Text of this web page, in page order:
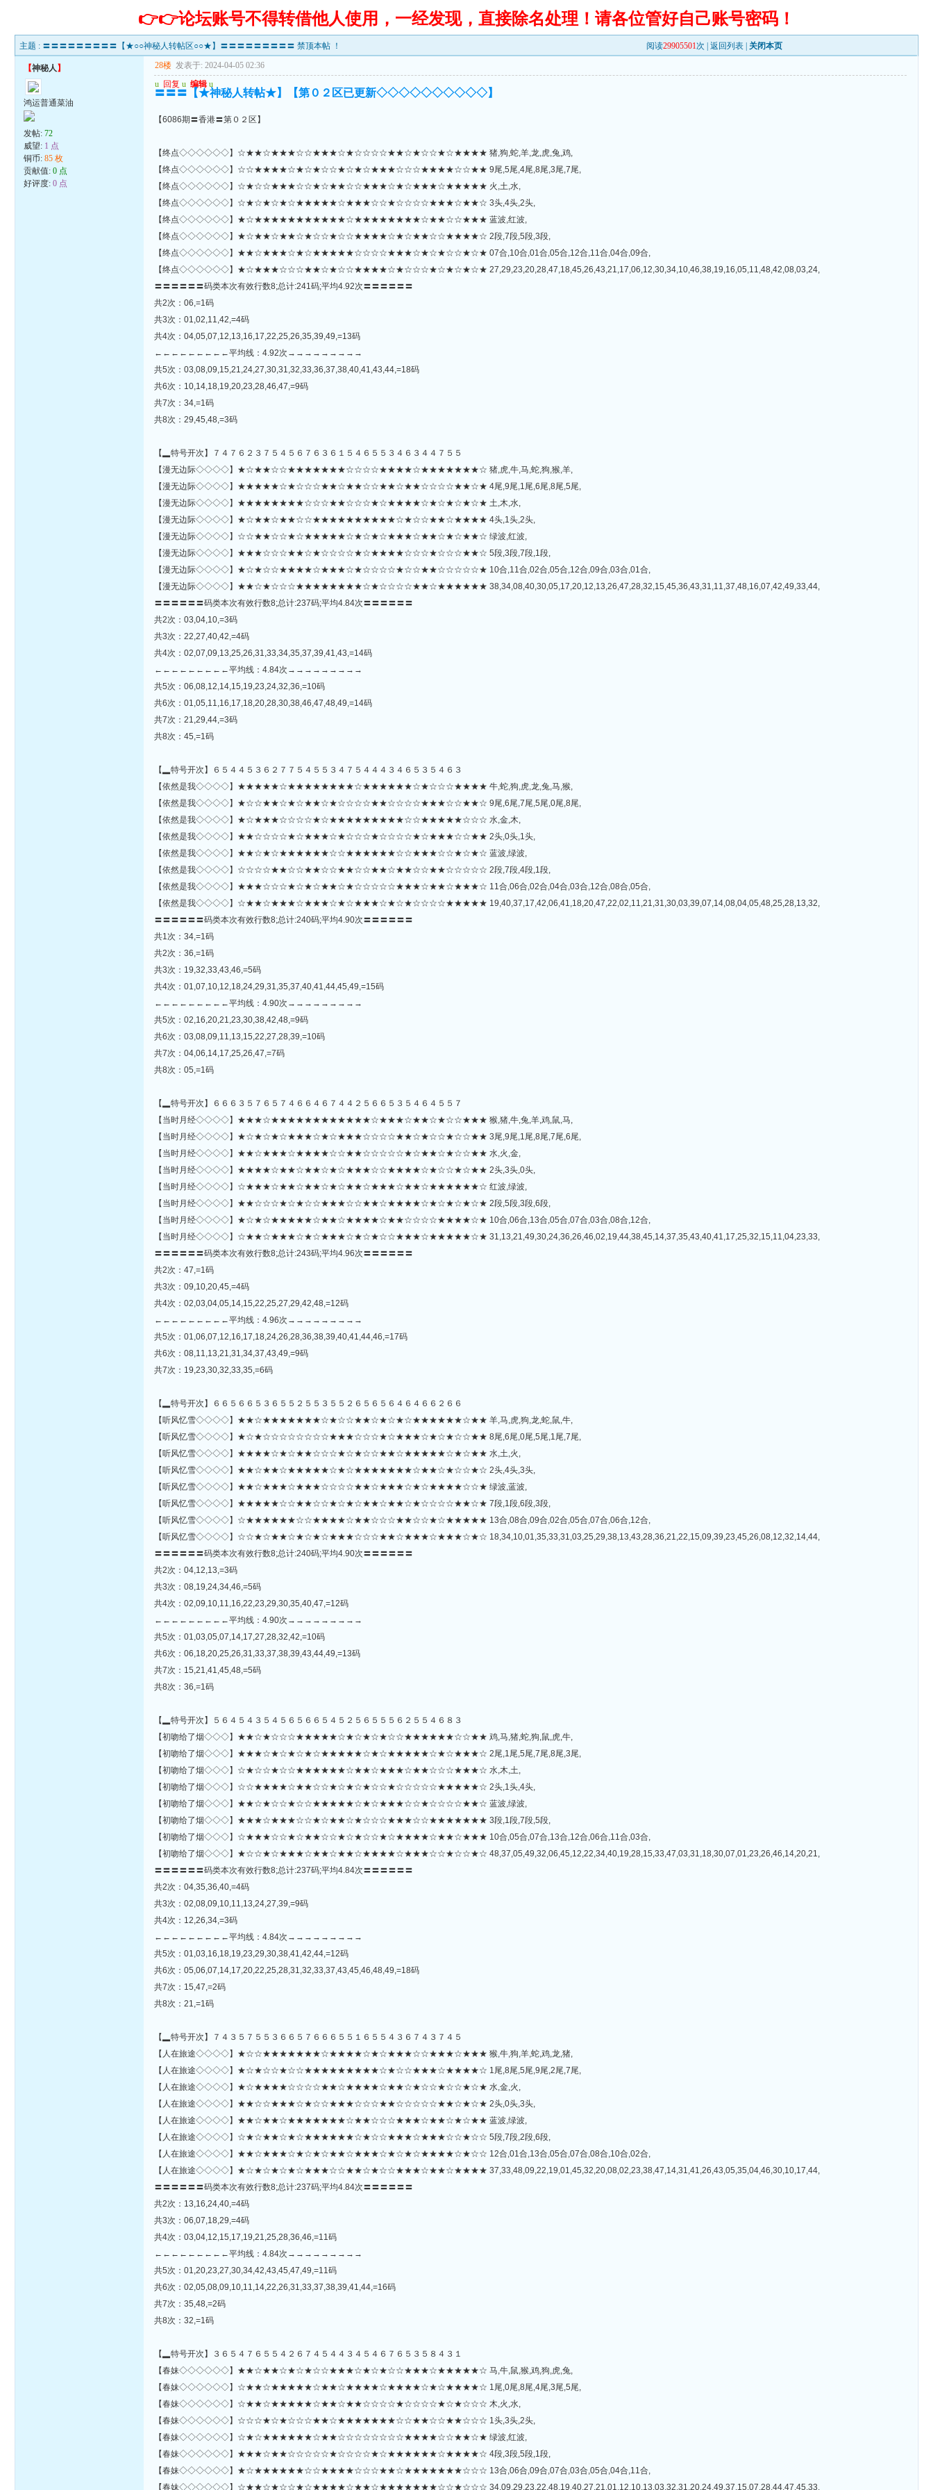
👉👉论坛账号不得转借他人使用，一经发现，直接除名处理！请各位管好自己账号密码！
主题 : 〓〓〓〓〓〓〓〓〓【★○○神秘人转帖区○○★】〓〓〓〓〓〓〓〓〓 禁顶本帖 ！ 阅读29905501次 |返回列表 关闭本页
【神秘人 】
鸿运普通菜油
发帖:72
威望: 1 点
铜币:85 枚
贡献值:0 点
好评度:0 点
28楼 发表于: 2024-04-05 02:36
u 回复 u 编辑 u
〓〓〓【★神秘人转帖★】【第０２区已更新◇◇◇◇◇◇◇◇◇◇】
【6086期〓香港〓第０２区】
【终点◇◇◇◇◇◇】☆★★☆★★★☆☆★★★☆★☆☆☆☆★★☆★☆☆★☆★★★★ 猪,狗,蛇,羊,龙,虎,兔,鸡,
【终点◇◇◇◇◇◇】☆☆★★★★☆★☆★☆☆★☆★☆★★★☆☆☆★★★★☆☆★★ 9尾,5尾,4尾,8尾,3尾,7尾,
【终点◇◇◇◇◇◇】☆★☆☆★★★☆☆★☆★★☆☆★★★☆★☆★★★☆★★★★★ 火,土,水,
【终点◇◇◇◇◇◇】☆★☆★☆★☆★★★★★☆★★★☆☆★☆☆☆☆★★★☆★★☆ 3头,4头,2头,
【终点◇◇◇◇◇◇】★☆★★★★★★★★★★★☆★★★★★★★★☆★★☆☆★★★ 蓝波,红波,
【终点◇◇◇◇◇◇】★☆★★☆★★☆★☆☆★☆☆★★★★☆★☆★★☆☆★★★★☆ 2段,7段,5段,3段,
【终点◇◇◇◇◇◇】★★☆★★★☆★☆★★★★★☆☆☆☆★★★☆★☆★☆☆★☆★ 07合,10合,01合,05合,12合,11合,04合,09合,
【终点◇◇◇◇◇◇】★☆★★★☆☆☆★★☆★☆☆★★★★☆★☆☆☆★☆★☆★☆★ 27,29,23,20,28,47,18,45,26,43,21,17,06,12,30,34,10,46,38,19,16,05,11,48,42,08,03,24,
〓〓〓〓〓〓码类本次有效行数8;总计:241码;平均4.92次〓〓〓〓〓〓
共2次：06,=1码
共3次：01,02,11,42,=4码
共4次：04,05,07,12,13,16,17,22,25,26,35,39,49,=13码
←←←←←←←←←平均线：4.92次→→→→→→→→→
共5次：03,08,09,15,21,24,27,30,31,32,33,36,37,38,40,41,43,44,=18码
共6次：10,14,18,19,20,23,28,46,47,=9码
共7次：34,=1码
共8次：29,45,48,=3码
【▂特号开次】７４７６２３７５４５６７６３６１５４６５５３４６３４４７５５
【漫无边际◇◇◇◇】★☆★★☆☆★★★★★★★☆☆☆☆★★★★☆★★★★★★★☆ 猪,虎,牛,马,蛇,狗,猴,羊,
【漫无边际◇◇◇◇】★★★★★☆★☆☆☆★★☆★★☆☆★★☆★★☆☆☆☆★★☆★ 4尾,9尾,1尾,6尾,8尾,5尾,
【漫无边际◇◇◇◇】★★★★★★★★☆☆☆★★☆☆☆★☆★★★★☆★☆★☆★☆★ 土,木,水,
【漫无边际◇◇◇◇】★☆★★☆★★☆☆★★★★★★★★★★☆★☆☆★★☆★★★★ 4头,1头,2头,
【漫无边际◇◇◇◇】☆☆★★☆☆★☆★★★★★☆★☆★☆★★★☆★★☆★☆★★☆ 绿波,红波,
【漫无边际◇◇◇◇】★★★☆☆☆★★☆★☆☆☆☆★☆★★★★☆☆☆★☆☆☆★★☆ 5段,3段,7段,1段,
【漫无边际◇◇◇◇】★☆★☆☆★★★★☆★★★☆★☆☆☆☆★☆☆★★☆☆☆☆☆★ 10合,11合,02合,05合,12合,09合,03合,01合,
【漫无边际◇◇◇◇】★★☆★☆☆☆★★★★★★★★☆★☆☆☆☆★★☆★★★★★★ 38,34,08,40,30,05,17,20,12,13,26,47,28,32,15,45,36,43,31,11,37,48,16,07,42,49,33,44,
〓〓〓〓〓〓码类本次有效行数8;总计:237码;平均4.84次〓〓〓〓〓〓
共2次：03,04,10,=3码
共3次：22,27,40,42,=4码
共4次：02,07,09,13,25,26,31,33,34,35,37,39,41,43,=14码
←←←←←←←←←平均线：4.84次→→→→→→→→→
共5次：06,08,12,14,15,19,23,24,32,36,=10码
共6次：01,05,11,16,17,18,20,28,30,38,46,47,48,49,=14码
共7次：21,29,44,=3码
共8次：45,=1码
【▂特号开次】６５４４５３６２７７５４５５３４７５４４４３４６５３５４６３
【依然是我◇◇◇◇】★★★★★☆★★★★★★★★☆★★★★★★☆★☆☆☆★★★★ 牛,蛇,狗,虎,龙,兔,马,猴,
【依然是我◇◇◇◇】★☆☆★★☆★☆★★☆★☆☆☆☆★★☆☆☆☆★★★☆☆★★☆ 9尾,6尾,7尾,5尾,0尾,8尾,
【依然是我◇◇◇◇】★☆★★★☆☆☆☆★☆★★★★★★★★★☆☆★★★★★☆☆☆ 水,金,木,
【依然是我◇◇◇◇】★★☆☆☆☆★☆★★★☆★☆☆☆★☆☆☆☆★☆★★★☆☆★★ 2头,0头,1头,
【依然是我◇◇◇◇】★★☆★☆★★★★★★☆☆★★★★★★☆☆★★★☆☆★☆★☆ 蓝波,绿波,
【依然是我◇◇◇◇】☆☆☆☆★★☆☆★★☆☆★★☆☆★★☆★★☆☆★★☆☆☆☆☆ 2段,7段,4段,1段,
【依然是我◇◇◇◇】★★★☆☆☆★☆★☆★★☆★☆☆☆☆☆★★★☆★★☆★★★☆ 11合,06合,02合,04合,03合,12合,08合,05合,
【依然是我◇◇◇◇】☆★★☆★★★☆★★★☆★☆★★★☆★☆★☆☆☆☆★★★★★ 19,40,37,17,42,06,41,18,20,47,22,02,11,21,31,30,03,39,07,14,08,04,05,48,25,28,13,32,
〓〓〓〓〓〓码类本次有效行数8;总计:240码;平均4.90次〓〓〓〓〓〓
共1次：34,=1码
共2次：36,=1码
共3次：19,32,33,43,46,=5码
共4次：01,07,10,12,18,24,29,31,35,37,40,41,44,45,49,=15码
←←←←←←←←←平均线：4.90次→→→→→→→→→
共5次：02,16,20,21,23,30,38,42,48,=9码
共6次：03,08,09,11,13,15,22,27,28,39,=10码
共7次：04,06,14,17,25,26,47,=7码
共8次：05,=1码
【▂特号开次】６６６３５７６５７４６６４６７４４２５６６５３５４６４５５７
【当时月经◇◇◇◇】★★★☆★★★★★★★★★★★★☆★★★☆★★☆★☆☆★★★ 猴,猪,牛,兔,羊,鸡,鼠,马,
【当时月经◇◇◇◇】★☆★☆★☆★★★☆★☆★★★☆☆☆☆★★☆★☆☆★☆☆★★ 3尾,9尾,1尾,8尾,7尾,6尾,
【当时月经◇◇◇◇】★★☆★★★☆★★★★☆☆★★☆☆☆☆☆★☆★★☆★☆☆★★ 水,火,金,
【当时月经◇◇◇◇】★★★★☆★★☆★★☆★☆★★★☆☆★★★★☆★☆☆★☆★★ 2头,3头,0头,
【当时月经◇◇◇◇】☆★★★☆★★☆★★☆★☆★★☆★★★☆★★☆★★★★★★☆ 红波,绿波,
【当时月经◇◇◇◇】★★☆☆☆★☆★☆☆★★★☆☆★★☆★★★★☆★☆★☆★☆★ 2段,5段,3段,6段,
【当时月经◇◇◇◇】★☆★☆★★★★★☆★★☆★★★★☆★★☆☆☆☆★★★★☆★ 10合,06合,13合,05合,07合,03合,08合,12合,
【当时月经◇◇◇◇】☆★★☆★★★☆★☆★★★☆★☆★☆☆★★★☆★★★★★☆★ 31,13,21,49,30,24,36,26,46,02,19,44,38,45,14,37,35,43,40,41,17,25,32,15,11,04,23,33,
〓〓〓〓〓〓码类本次有效行数8;总计:243码;平均4.96次〓〓〓〓〓〓
共2次：47,=1码
共3次：09,10,20,45,=4码
共4次：02,03,04,05,14,15,22,25,27,29,42,48,=12码
←←←←←←←←←平均线：4.96次→→→→→→→→→
共5次：01,06,07,12,16,17,18,24,26,28,36,38,39,40,41,44,46,=17码
共6次：08,11,13,21,31,34,37,43,49,=9码
共7次：19,23,30,32,33,35,=6码
【▂特号开次】６６５６６５３６５５２５５３５５２６５６５６４６４６６２６６
【听风忆雪◇◇◇◇】★★☆★★★★★★★☆★☆☆★★☆★☆★☆★★★★★★☆★★ 羊,马,虎,狗,龙,蛇,鼠,牛,
【听风忆雪◇◇◇◇】★☆★☆☆☆☆☆☆☆☆★★★☆☆☆★☆★★★☆★☆★☆☆★★ 8尾,6尾,0尾,5尾,1尾,7尾,
【听风忆雪◇◇◇◇】★★★★☆★☆★★☆☆☆★☆★☆☆★★☆★★★★★☆★☆★★ 水,土,火,
【听风忆雪◇◇◇◇】★★☆★★☆★★★★★☆★☆★★★★★★★☆★★☆★☆☆★☆ 2头,4头,3头,
【听风忆雪◇◇◇◇】★★☆★★★☆★★★☆☆☆☆★★☆★★★☆★☆★★★★☆☆★ 绿波,蓝波,
【听风忆雪◇◇◇◇】★★★★★☆☆★★☆☆★☆★☆★★☆★★☆★☆☆☆☆★★☆★ 7段,1段,6段,3段,
【听风忆雪◇◇◇◇】☆★★★★★★☆☆★★★★☆★★☆☆☆★★☆☆★☆★★★★★ 13合,08合,09合,02合,05合,07合,06合,12合,
【听风忆雪◇◇◇◇】☆☆★☆★★☆★☆★☆★★★☆☆☆★★☆★★★☆★★★☆★☆ 18,34,10,01,35,33,31,03,25,29,38,13,43,28,36,21,22,15,09,39,23,45,26,08,12,32,14,44,
〓〓〓〓〓〓码类本次有效行数8;总计:240码;平均4.90次〓〓〓〓〓〓
共2次：04,12,13,=3码
共3次：08,19,24,34,46,=5码
共4次：02,09,10,11,16,22,23,29,30,35,40,47,=12码
←←←←←←←←←平均线：4.90次→→→→→→→→→
共5次：01,03,05,07,14,17,27,28,32,42,=10码
共6次：06,18,20,25,26,31,33,37,38,39,43,44,49,=13码
共7次：15,21,41,45,48,=5码
共8次：36,=1码
【▂特号开次】５６４５４３５４５６５６６５４５２５６５５５６２５５４６８３
【初吻给了烟◇◇◇】★★☆★☆☆☆★★★★★☆★☆★☆★☆☆★★★★★★☆☆★★ 鸡,马,猪,蛇,狗,鼠,虎,牛,
【初吻给了烟◇◇◇】★★★☆★☆★☆★☆★★★★★☆★☆★★★★★☆★☆★★★☆ 2尾,1尾,5尾,7尾,8尾,3尾,
【初吻给了烟◇◇◇】☆★☆☆★☆☆★★★★★★☆★★☆★★★☆★★☆☆☆★★★☆ 水,木,土,
【初吻给了烟◇◇◇】☆☆★★★★☆★★☆☆★☆★☆★☆☆★☆☆☆☆☆★★★★★☆ 2头,1头,4头,
【初吻给了烟◇◇◇】★★☆★☆☆★☆☆★★★★★☆★☆★★★☆☆★☆☆☆☆★★☆ 蓝波,绿波,
【初吻给了烟◇◇◇】★★★☆★★★☆☆★☆★★☆★☆☆☆★★★☆☆★★★★★★★ 3段,1段,7段,5段,
【初吻给了烟◇◇◇】☆★★★☆☆★☆★★☆☆★☆★☆☆★☆★★★★☆★★☆★★★ 10合,05合,07合,13合,12合,06合,11合,03合,
【初吻给了烟◇◇◇】★☆☆★☆★★★☆★★☆★★☆★★★★☆★★★☆☆★☆☆★☆ 48,37,05,49,32,06,45,12,22,34,40,19,28,15,33,47,03,31,18,30,07,01,23,26,46,14,20,21,
〓〓〓〓〓〓码类本次有效行数8;总计:237码;平均4.84次〓〓〓〓〓〓
共2次：04,35,36,40,=4码
共3次：02,08,09,10,11,13,24,27,39,=9码
共4次：12,26,34,=3码
←←←←←←←←←平均线：4.84次→→→→→→→→→
共5次：01,03,16,18,19,23,29,30,38,41,42,44,=12码
共6次：05,06,07,14,17,20,22,25,28,31,32,33,37,43,45,46,48,49,=18码
共7次：15,47,=2码
共8次：21,=1码
【▂特号开次】７４３５７５５３６６５７６６６５５１６５５４３６７４３７４５
【人在旅途◇◇◇◇】★☆☆★★★★★★★☆★★★★☆★☆★★★☆☆★★★☆★★★ 猴,牛,狗,羊,蛇,鸡,龙,猪,
【人在旅途◇◇◇◇】★☆★☆☆★☆☆★★★★★★★★★☆★☆☆★★★☆★★★★☆ 1尾,8尾,5尾,9尾,2尾,7尾,
【人在旅途◇◇◇◇】★☆★★★★☆☆☆☆★★☆★★★★☆★★☆★☆☆★☆☆★☆★ 水,金,火,
【人在旅途◇◇◇◇】★★☆☆★★★☆★☆☆★★★☆☆☆★★☆☆☆☆☆★★☆★☆★ 2头,0头,3头,
【人在旅途◇◇◇◇】★★☆★★☆★★★★★★★☆★★☆☆☆★★★☆★★☆★☆★★ 蓝波,绿波,
【人在旅途◇◇◇◇】☆★☆★★☆★☆★★★★★★☆★☆☆★★★☆★★★☆☆★☆☆ 5段,7段,2段,6段,
【人在旅途◇◇◇◇】★★☆★★★☆★☆★☆★★☆★★★☆★☆★☆★★★★☆★☆☆ 12合,01合,13合,05合,07合,08合,10合,02合,
【人在旅途◇◇◇◇】★☆★☆★☆★☆★★★☆☆★★☆★☆☆★★★☆★★☆★★★★ 37,33,48,09,22,19,01,45,32,20,08,02,23,38,47,14,31,41,26,43,05,35,04,46,30,10,17,44,
〓〓〓〓〓〓码类本次有效行数8;总计:237码;平均4.84次〓〓〓〓〓〓
共2次：13,16,24,40,=4码
共3次：06,07,18,29,=4码
共4次：03,04,12,15,17,19,21,25,28,36,46,=11码
←←←←←←←←←平均线：4.84次→→→→→→→→→
共5次：01,20,23,27,30,34,42,43,45,47,49,=11码
共6次：02,05,08,09,10,11,14,22,26,31,33,37,38,39,41,44,=16码
共7次：35,48,=2码
共8次：32,=1码
【▂特号开次】３６５４７６５５４２６７４５４４３４５４６７６５３５８４３１
【春妹◇◇◇◇◇◇】★★☆★★☆★☆★☆☆★★★☆★☆★☆☆★★★☆★★★★★☆ 马,牛,鼠,猴,鸡,狗,虎,兔,
【春妹◇◇◇◇◇◇】☆★★☆★★★★★☆★★☆★★★★☆★★★★☆★☆★★★★☆ 1尾,0尾,8尾,4尾,3尾,5尾,
【春妹◇◇◇◇◇◇】☆★★☆★★★★★☆★★☆★★☆☆☆☆★☆☆☆☆★☆★☆☆☆ 木,火,水,
【春妹◇◇◇◇◇◇】☆☆☆★☆★☆☆☆★★☆★★★★★★★☆☆★★☆☆★★☆☆☆ 1头,3头,2头,
【春妹◇◇◇◇◇◇】☆★☆★★★★★★☆★★☆☆☆☆☆☆☆☆★★★★☆☆★★☆★ 绿波,红波,
【春妹◇◇◇◇◇◇】★★★☆★★☆☆☆☆☆★☆☆☆☆★☆★★★★★★☆★★★★☆ 4段,3段,5段,1段,
【春妹◇◇◇◇◇◇】★☆★★★★★★☆☆★★★★☆☆☆★★☆★★★★★★★☆☆☆ 13合,06合,09合,07合,03合,05合,04合,11合,
【春妹◇◇◇◇◇◇】☆★★☆★☆☆★☆★★★★☆★★☆★★★★★★★☆☆★☆☆☆ 34,09,29,23,22,48,19,40,27,21,01,12,10,13,03,32,31,20,24,49,37,15,07,28,44,47,45,33,